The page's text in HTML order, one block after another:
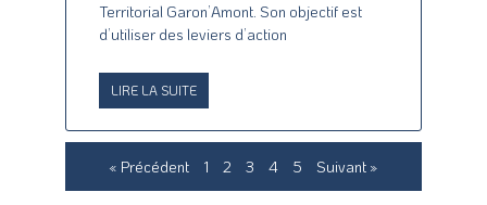
Territorial Garon’Amont. Son objectif est
d’utiliser des leviers d’action
LIRE LA SUITE
« Précédent 1 2 3 4 5 Suivant »